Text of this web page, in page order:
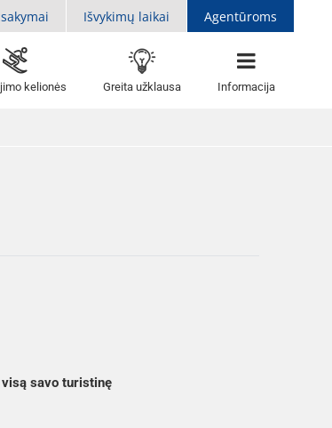
Išvykimų laikai Agentūroms
kelionės Greita užklausa Informacija
savo turistinę